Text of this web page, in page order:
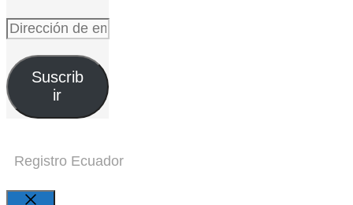
Dirección
emailSuscrib
ir
Registro Ecuador